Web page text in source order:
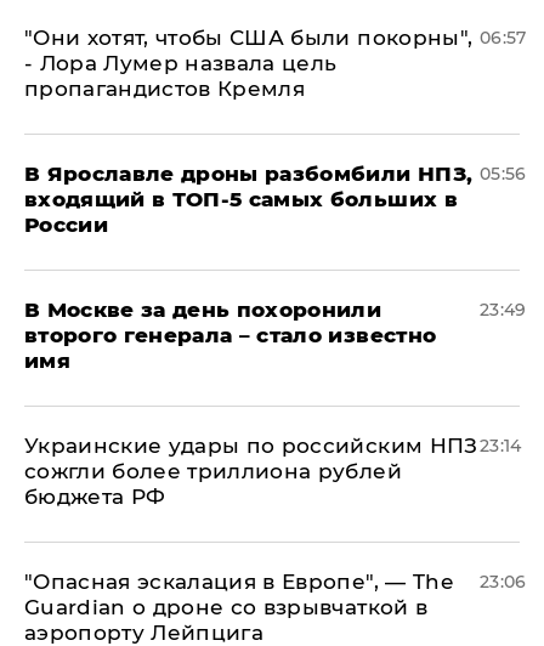
"Они хотят, чтобы США были покорны",
- Лора Лумер назвала цель
пропагандистов Кремля
06:57
В Ярославле дроны разбомбили НПЗ,
входящий в ТОП-5 самых больших в
России
05:56
В Москве за день похоронили
второго генерала – стало известно
имя
23:49
Украинские удары по российским НПЗ
сожгли более триллиона рублей
бюджета РФ
23:14
"Опасная эскалация в Европе", — The
Guardian о дроне со взрывчаткой в
аэропорту Лейпцига
23:06